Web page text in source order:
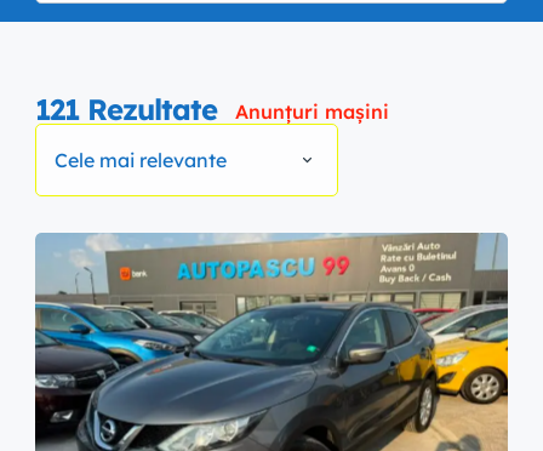
121 Rezultate
Anunțuri mașini
Cele mai relevante